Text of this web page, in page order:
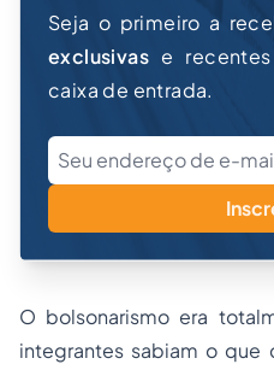
Seja o primeiro a
exclusivas e
caixa de entrada.
O bolsonarismo era
integrantes sabiam o